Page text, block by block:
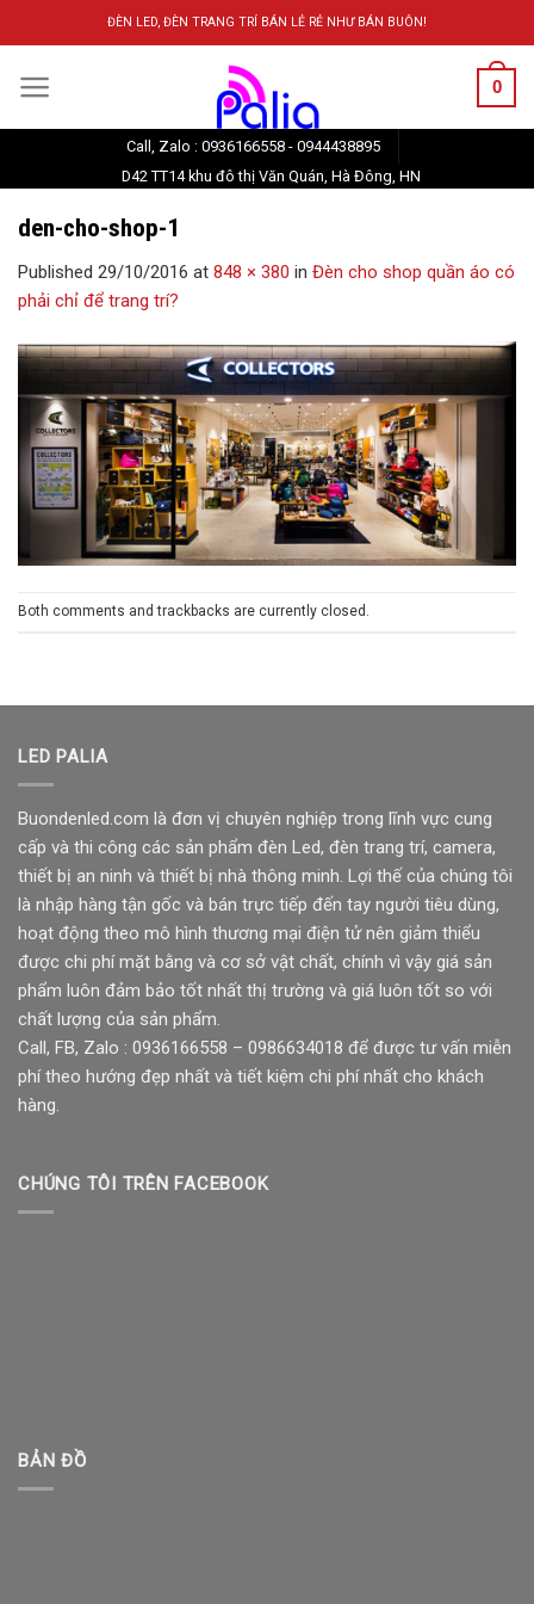
to
ĐÈN LED, ĐÈN TRANG TRÍ BÁN LẺ RẺ NHƯ BÁN BUÔN!
0
Call, Zalo : 0936166558 - 0944438895
D42 TT14 khu đô thị Văn Quán, Hà Đông, HN
den-cho-shop-1
Published 29/10/2016 at 848 × 380 in Đèn cho shop quần áo có
phải chỉ để trang trí?
Both comments and trackbacks are currently closed.
LED PALIA
Buondenled.com là đơn vị chuyên nghiệp trong lĩnh vực cung
cấp và thi công các sản phẩm đèn Led, đèn trang trí, camera,
thiết bị an ninh và thiết bị nhà thông minh. Lợi thế của chúng tôi
là nhập hàng tận gốc và bán trực tiếp đến tay người tiêu dùng,
hoạt động theo mô hình thương mại điện tử nên giảm thiểu
được chi phí mặt bằng và cơ sở vật chất, chính vì vậy giá sản
phẩm luôn đảm bảo tốt nhất thị trường và giá luôn tốt so với
chất lượng của sản phẩm.
Call, FB, Zalo : 0936166558 – 0986634018 để được tư vấn miễn
phí theo hướng đẹp nhất và tiết kiệm chi phí nhất cho khách
hàng.
CHÚNG TÔI TRÊN FACEBOOK
BẢN ĐỒ